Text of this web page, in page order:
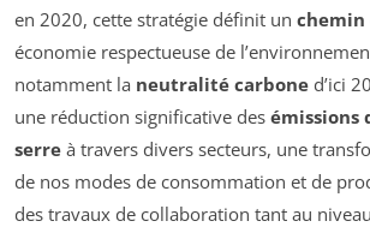
en 2020, cette stratégie définit un chemin
économie respectueuse de
notamment la neutralité carbone d’ici
une réduction significative des émissions
serre à travers divers secteurs, une
de nos modes de consommation et de
des travaux de collaboration tant au